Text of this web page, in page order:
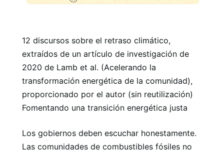
12 discursos sobre el retraso climático,
extraídos de un artículo de investigación de
2020 de Lamb et al. (Acelerando la
transformación energética de la comunidad),
proporcionado por el autor (sin reutilización)
Fomentando una transición energética justa
Los gobiernos deben escuchar honestamente.
Las comunidades de combustibles fósiles no